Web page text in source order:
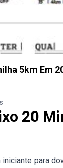
5km Em
20
para